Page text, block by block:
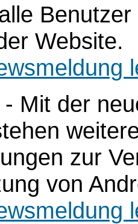
Website.
- Mit der
zur
von